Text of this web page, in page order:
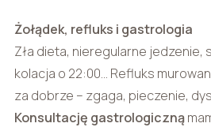
Żołądek, refluks i gastrologia
Zła dieta, nieregularne jedzenie,
kolacja o 22:00… Refluks
za dobrze – zgaga, pieczenie,
Konsultację gastrologiczną